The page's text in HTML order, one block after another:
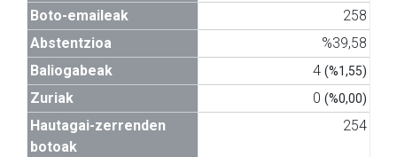
Boto-emaileak
258
Abstentzioa
%39,58
Baliogabeak
4 (%1,55)
Zuriak 0 (%0,00)
Hautagai-zerrenden
botoak
254